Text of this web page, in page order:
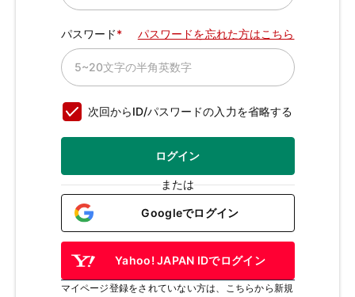
パスワード パスワードを忘れた方はこちら
次回からID/パスワードの入力を省略する
ログイン
または
Googleでログイン
Yahoo! JAPAN IDでログイン
マイページ登録をされていない方は、こちらから新規